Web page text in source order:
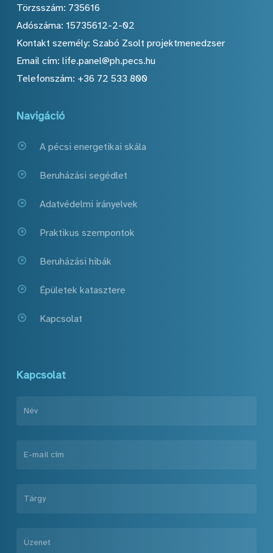
Törzsszám: 735616
Adószáma: 15735612-2-02
Kontakt személy: Szabó Zsolt projektmenedzser
Email cím: life.panel@ph.pecs.hu
Telefonszám: +36 72 533 800
Navigáció
A pécsi energetikai skála
Beruházási segédlet
Adatvédelmi irányelvek
Praktikus szempontok
Beruházási hibák
Épületek katasztere
Kapcsolat
Kapcsolat